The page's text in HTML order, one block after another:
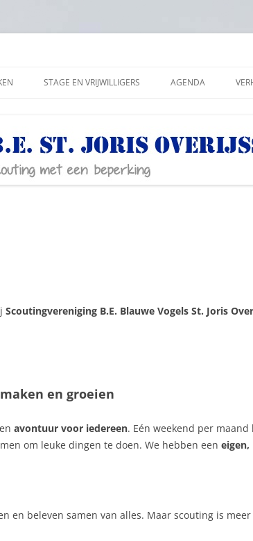
STAGE EN VRIJWILLIGERS AGENDA
Scoutingvereniging B.E. Blauwe Vogels St. Joris
en groeien
avontuur voor iedereen. Eén weekend per
om leuke dingen te doen. We hebben een
en beleven samen van alles. Maar scouting is